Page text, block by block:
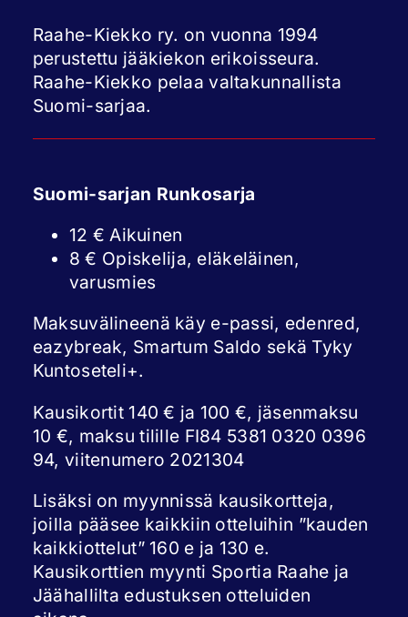
Raahe-Kiekko ry. on vuonna 1994
perustettu jääkiekon erikoisseura.
Raahe-Kiekko pelaa valtakunnallista
Suomi-sarjaa.
Suomi-sarjan Runkosarja
12 € Aikuinen
8 € Opiskelija, eläkeläinen,
varusmies
Maksuvälineenä käy e-passi, edenred,
eazybreak, Smartum Saldo sekä Tyky
Kuntoseteli+.
Kausikortit 140 € ja 100 €, jäsenmaksu
10 €, maksu tilille FI84 5381 0320 0396
94, viitenumero 2021304
Lisäksi on myynnissä kausikortteja,
joilla pääsee kaikkiin otteluihin ”kauden
kaikkiottelut” 160 e ja 130 e.
Kausikorttien myynti Sportia Raahe ja
Jäähallilta edustuksen otteluiden